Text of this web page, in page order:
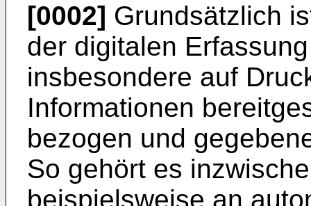
[0002] Grundsätzlich
der digitalen
insbesondere auf
Informationen
bezogen und
So gehört es
beispielsweise an